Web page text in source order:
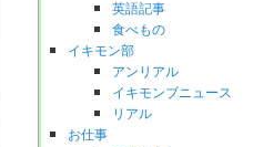
英語記事
食べもの
イキモン部
アンリアル
イキモンブニュース
リアル
お仕事